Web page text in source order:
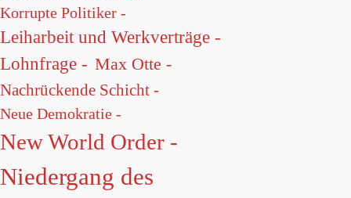
Korrupte Politiker -
Leiharbeit und Werkverträge -
Lohnfrage - Max Otte -
Nachrückende Schicht -
Neue Demokratie -
New World Order -
Niedergang des